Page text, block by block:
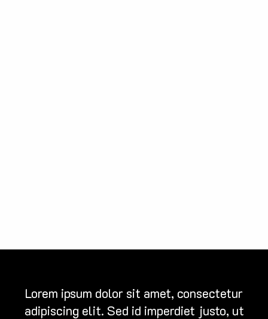
Lorem ipsum dolor sit amet, consectetur
adipiscing elit. Sed id imperdiet justo, ut